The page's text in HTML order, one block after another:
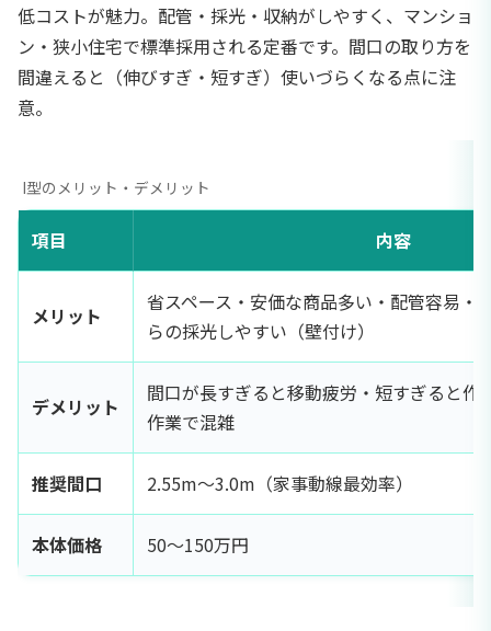
低コストが魅力。配管・採光・収納がしやすく、マンショ
ン・狭小住宅で標準採用される定番です。間口の取り方を
間違えると（伸びすぎ・短すぎ）使いづらくなる点に注
意。
I型のメリット・デメリット
項目 内容
メリット
省スペース・安価な商品多い・配管容易・
らの採光しやすい（壁付け）
デメリット
間口が長すぎると移動疲労・短すぎると作
作業で混雑
推奨間口 2.55m〜3.0m（家事動線最効率）
本体価格 50〜150万円